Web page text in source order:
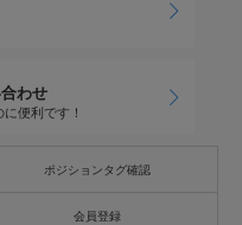
わせ
便利です！
ポジションタグ確認
会員登録